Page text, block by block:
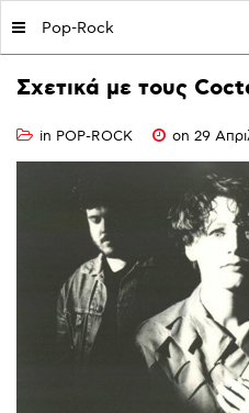
Pop-Rock
Σχετικά με τους
in POP-ROCK on 29